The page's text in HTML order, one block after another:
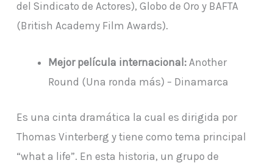
del Sindicato de Actores), Globo de Oro y BAFTA
(British Academy Film Awards).
Mejor película internacional:Another
Round (Una ronda más) – Dinamarca
Es una cinta dramática la cual es dirigida por
Thomas Vinterberg y tiene como tema principal
“what a life”. En esta historia, un grupo de